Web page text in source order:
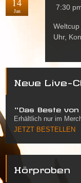
Jan 7:30
Uhr,
Neue Live-
"Das Beste
Erhältlich nur im
JETZT BESTELLEN
Hörproben